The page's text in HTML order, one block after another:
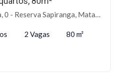
Sapiranga, Mata de São João-BA
2 Vagas 80 m²